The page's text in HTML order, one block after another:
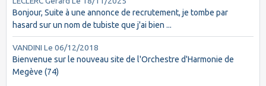
Bonjour, Suite à une annonce de recrutement, je tombe par
hasard sur un nom de tubiste que j'ai bien ...
VANDINI Le 06/12/2018
Bienvenue sur le nouveau site de l'Orchestre d'Harmonie de
Megève (74)